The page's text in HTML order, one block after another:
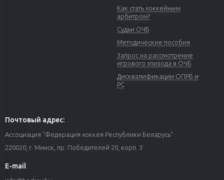
Как стать хоккейным
арбитром?
Судьи ОЧБ
Методические пособия
Запрос на рассмотрение
игрового эпизода в ОЧБ
Дисквалификации ОПРБ и
РС
Почтовый адрес:
Ассоциация "Федерация хоккея Республики Беларусь"
220020, г. Минск, пр. Победителей 20, корп. 3
E-mail